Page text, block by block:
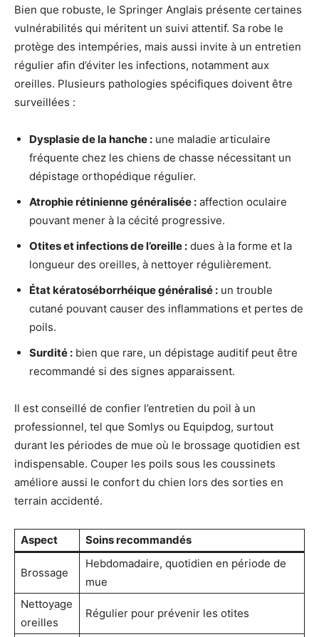
Bien que robuste, le Springer Anglais présente certaines
vulnérabilités qui méritent un suivi attentif. Sa robe le
protège des intempéries, mais aussi invite à un entretien
régulier afin d’éviter les infections, notamment aux
oreilles. Plusieurs pathologies spécifiques doivent être
surveillées :
Dysplasie de la hanche : une maladie articulaire
fréquente chez les chiens de chasse nécessitant un
dépistage orthopédique régulier.
Atrophie rétinienne généralisée : affection oculaire
pouvant mener à la cécité progressive.
Otites et infections de l’oreille : dues à la forme et la
longueur des oreilles, à nettoyer régulièrement.
État kératoséborrhéique généralisé : un trouble
cutané pouvant causer des inflammations et pertes de
poils.
Surdité : bien que rare, un dépistage auditif peut être
recommandé si des signes apparaissent.
Il est conseillé de confier l’entretien du poil à un
professionnel, tel que Somlys ou Equipdog, surtout
durant les périodes de mue où le brossage quotidien est
indispensable. Couper les poils sous les coussinets
améliore aussi le confort du chien lors des sorties en
terrain accidenté.
Aspect Soins recommandés
Brossage
Hebdomadaire, quotidien en période de
mue
Nettoyage
oreilles
Régulier pour prévenir les otites